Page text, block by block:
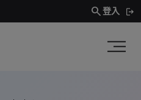
search登入